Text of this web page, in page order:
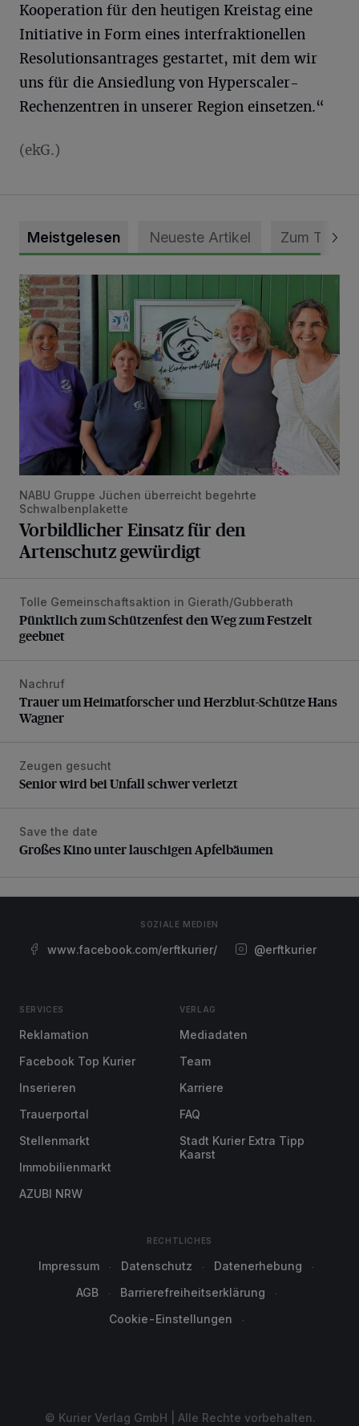
Kooperation für den heutigen Kreistag eine
Initiative in Form eines interfraktionellen
Resolutionsantrages gestartet, mit dem wir
uns für die Ansiedlung von Hyperscaler-
Rechenzentren in unserer Region einsetzen.“
(ekG.)
Meistgelesen Neueste Artikel Zum Thema
Vorbildlicher Einsatz für den Artenschutz gewürdigt
NABU Gruppe Jüchen überreicht begehrte
Schwalbenplakette
Vorbildlicher Einsatz für den
Artenschutz gewürdigt
Pünktlich zum Schützenfest den Weg zum Festzelt
Tolle Gemeinschaftsaktion in Gierath/Gubberath
Pünktlich zum Schützenfest den Weg zum Festzelt
geebnet
Trauer um Heimatforscher und Herzblut-Schütze Hans
Nachruf
Trauer um Heimatforscher und Herzblut-Schütze Hans
Wagner
Senior wird bei Unfall schwer verletzt
Zeugen gesucht
Senior wird bei Unfall schwer verletzt
Großes Kino unter lauschigen Apfelbäumen
Save the date
Großes Kino unter lauschigen Apfelbäumen
SOZIALE MEDIEN
www.facebook.com/erftkurier/ @erftkurier
SERVICES
Reklamation
Facebook Top Kurier
Inserieren
Trauerportal
Stellenmarkt
Immobilienmarkt
AZUBI NRW
VERLAG
Mediadaten
Team
Karriere
FAQ
Stadt Kurier Extra Tipp
Kaarst
RECHTLICHES
Impressum Datenschutz
Datenerhebung
AGB
Barrierefreiheitserklärung
Cookie-Einstellungen
© Kurier Verlag GmbH | Alle Rechte vorbehalten.